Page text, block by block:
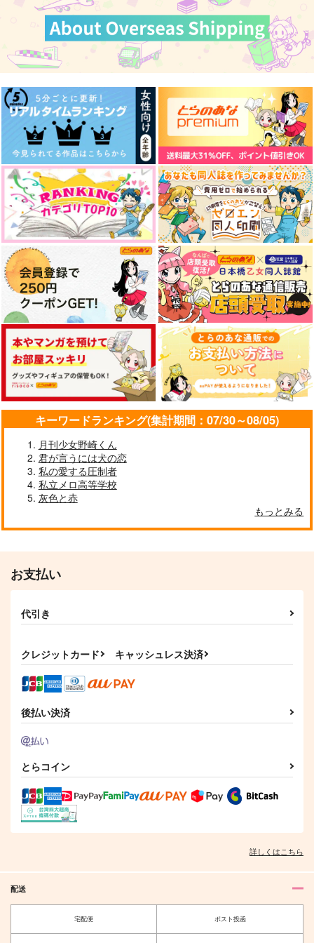
キーワードランキング(集計期間：07/30～08/05)
月刊少女野崎くん
君が言うには犬の恋
私の愛する圧制者
私立メロ高等学校
灰色と赤
もっとみる
お支払い
代引き
クレジットカード キャッシュレス決済
後払い決済
とらコイン
詳しくはこちら
配送
宅配便 ポスト投函